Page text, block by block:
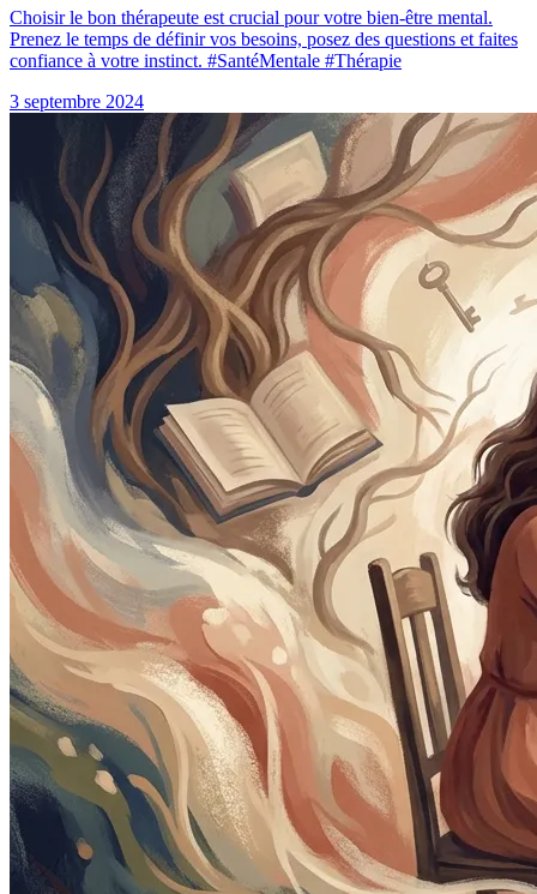
Choisir le bon thérapeute est crucial pour votre bien-être mental.
Prenez le temps de définir vos besoins, posez des questions et faites
confiance à votre instinct. #SantéMentale #Thérapie
3 septembre 2024